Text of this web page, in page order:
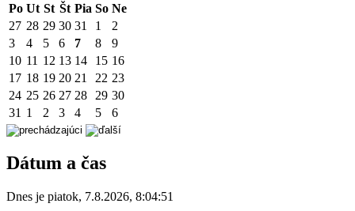
Po Ut St Št Pia So Ne
27 28 29 30 31 1
2
3
4 5 6 7 8
9
10 11 12 13 14 15 16
17 18 19 20 21 22 23
24 25 26 27 28 29 30
31 1 2 3 4 5 6
Dátum a čas
Dnes je piatok, 7.8.2026, 8:04:51